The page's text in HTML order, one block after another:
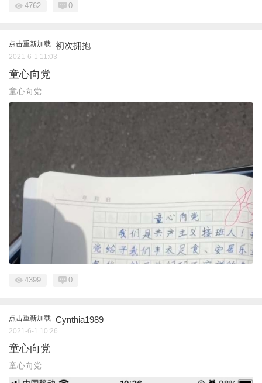
4762 0
点击重新加载 初次拥抱
2021-6-1 11:03
童心向党
童心向党
4399 0
点击重新加载 Cynthia1989
2021-6-1 10:26
童心向党
童心向党